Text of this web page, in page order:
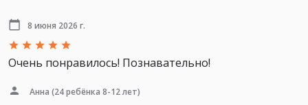
8 июня 2026 г.
Очень понравилось! Познавательно!
Анна (24 ребёнка 8-12 лет)